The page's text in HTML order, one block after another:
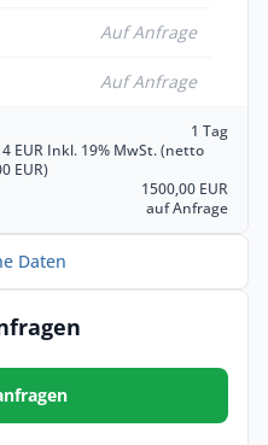
Auf Anfrage
Auf Anfrage
1 Tag
EUR Inkl. 19% MwSt. (netto
EUR)
1500,00 EUR
auf Anfrage
Daten